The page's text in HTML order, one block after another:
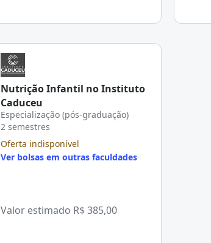
Nutrição Infantil no Instituto
Caduceu
Especialização (pós-graduação)
2 semestres
Oferta indisponível
Ver bolsas em outras faculdades
Valor estimado R$ 385,00